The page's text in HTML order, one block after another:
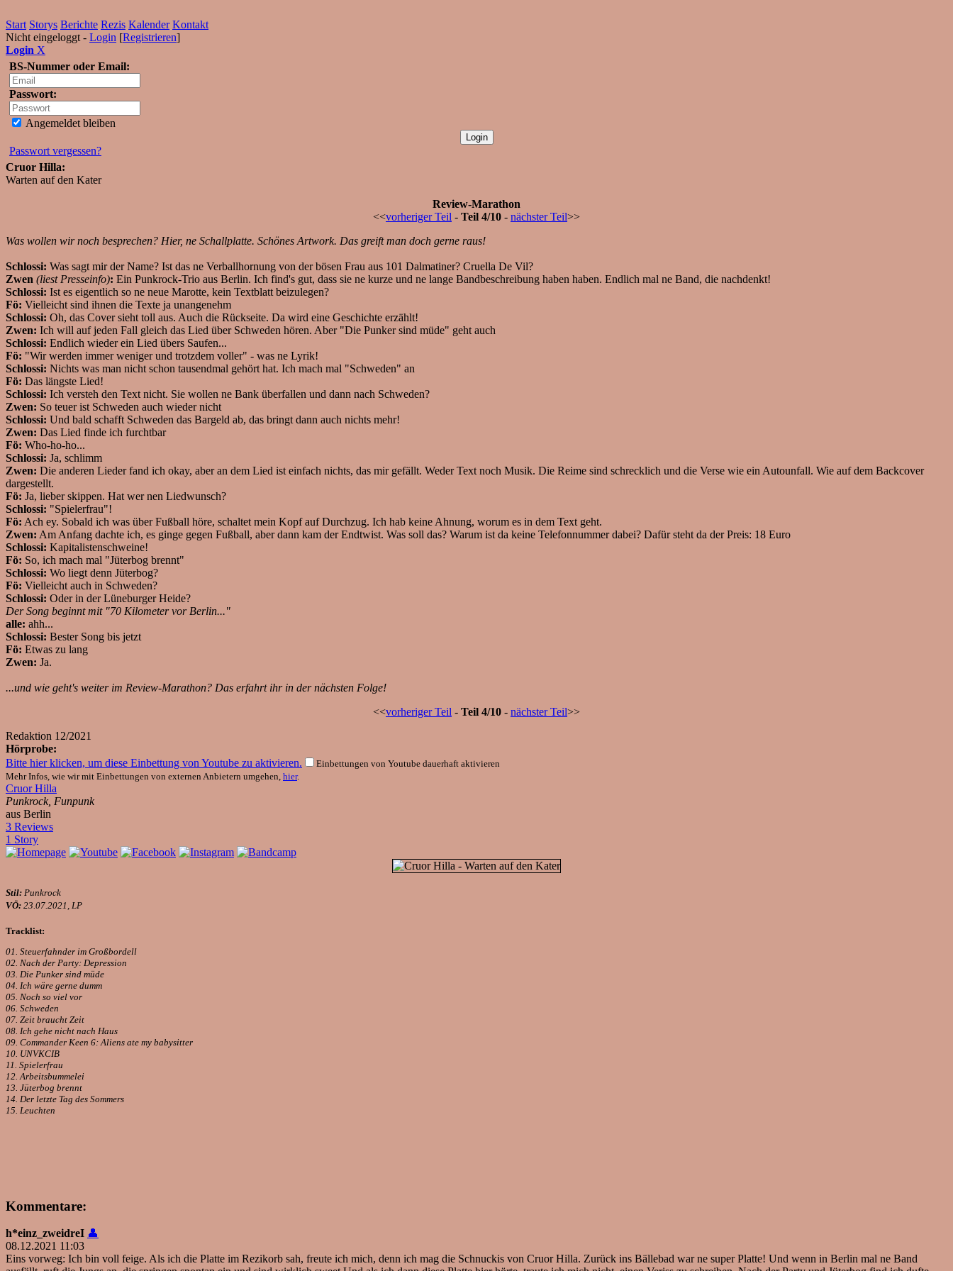
Start Storys Berichte Rezis Kalender Kontakt
Nicht eingeloggt - Login [Registrieren]
Login X
BS-Nummer oder Email:
Passwort:
Angemeldet bleiben
Passwort vergessen?
Cruor Hilla:
Warten auf den Kater
Review-Marathon
<<vorheriger Teil - Teil 4/10 - nächster Teil>>
Was wollen wir noch besprechen? Hier, ne Schallplatte. Schönes Artwork. Das greift man doch gerne raus!
Schlossi: Was sagt mir der Name? Ist das ne Verballhornung von der bösen Frau aus 101 Dalmatiner? Cruella De Vil?
Zwen (liest Presseinfo): Ein Punkrock-Trio aus Berlin. Ich find's gut, dass sie ne kurze und ne lange Bandbeschreibung haben haben. Endlich mal ne Band, die nachdenkt!
Schlossi: Ist es eigentlich so ne neue Marotte, kein Textblatt beizulegen?
Fö: Vielleicht sind ihnen die Texte ja unangenehm
Schlossi: Oh, das Cover sieht toll aus. Auch die Rückseite. Da wird eine Geschichte erzählt!
Zwen: Ich will auf jeden Fall gleich das Lied über Schweden hören. Aber "Die Punker sind müde" geht auch
Schlossi: Endlich wieder ein Lied übers Saufen...
Fö: "Wir werden immer weniger und trotzdem voller" - was ne Lyrik!
Schlossi: Nichts was man nicht schon tausendmal gehört hat. Ich mach mal "Schweden" an
Fö: Das längste Lied!
Schlossi: Ich versteh den Text nicht. Sie wollen ne Bank überfallen und dann nach Schweden?
Zwen: So teuer ist Schweden auch wieder nicht
Schlossi: Und bald schafft Schweden das Bargeld ab, das bringt dann auch nichts mehr!
Zwen: Das Lied finde ich furchtbar
Fö: Who-ho-ho...
Schlossi: Ja, schlimm
Zwen: Die anderen Lieder fand ich okay, aber an dem Lied ist einfach nichts, das mir gefällt. Weder Text noch Musik. Die Reime sind schrecklich und die Verse wie ein Autounfall. Wie auf dem Backcover
dargestellt.
Fö: Ja, lieber skippen. Hat wer nen Liedwunsch?
Schlossi: "Spielerfrau"!
Fö: Ach ey. Sobald ich was über Fußball höre, schaltet mein Kopf auf Durchzug. Ich hab keine Ahnung, worum es in dem Text geht.
Zwen: Am Anfang dachte ich, es ginge gegen Fußball, aber dann kam der Endtwist. Was soll das? Warum ist da keine Telefonnummer dabei? Dafür steht da der Preis: 18 Euro
Schlossi: Kapitalistenschweine!
Fö: So, ich mach mal "Jüterbog brennt"
Schlossi: Wo liegt denn Jüterbog?
Fö: Vielleicht auch in Schweden?
Schlossi: Oder in der Lüneburger Heide?
Der Song beginnt mit "70 Kilometer vor Berlin..."
alle: ahh...
Schlossi: Bester Song bis jetzt
Fö: Etwas zu lang
Zwen: Ja.
...und wie geht's weiter im Review-Marathon? Das erfahrt ihr in der nächsten Folge!
<<vorheriger Teil - Teil 4/10 - nächster Teil>>
Redaktion 12/2021
Hörprobe:
Bitte hier klicken, um diese Einbettung von Youtube zu aktivieren.
Einbettungen von Youtube dauerhaft aktivieren
Mehr Infos, wie wir mit Einbettungen von externen Anbietern umgehen, hier.
Cruor Hilla
Punkrock, Funpunk
aus Berlin
3 Reviews
1 Story
Stil: Punkrock
VÖ: 23.07.2021, LP
Tracklist:
01. Steuerfahnder im Großbordell
02. Nach der Party: Depression
03. Die Punker sind müde
04. Ich wäre gerne dumm
05. Noch so viel vor
06. Schweden
07. Zeit braucht Zeit
08. Ich gehe nicht nach Haus
09. Commander Keen 6: Aliens ate my babysitter
10. UNVKCIB
11. Spielerfrau
12. Arbeitsbummelei
13. Jüterbog brennt
14. Der letzte Tag des Sommers
15. Leuchten
Kommentare:
h*einz_zweidreI 👤
08.12.2021 11:03
Eins vorweg: Ich bin voll feige. Als ich die Platte im Rezikorb sah, freute ich mich, denn ich mag die Schnuckis von Cruor Hilla. Zurück ins Bällebad war ne super Platte! Und wenn in Berlin mal ne Band